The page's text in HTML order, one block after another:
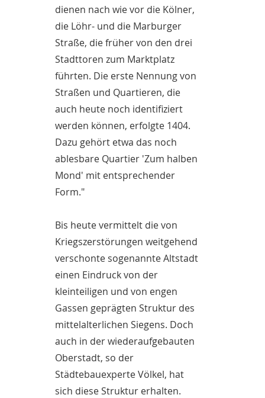
dienen nach wie vor die Kölner,
die Löhr- und die Marburger
Straße, die früher von den drei
Stadttoren zum Marktplatz
führten. Die erste Nennung von
Straßen und Quartieren, die
auch heute noch identifiziert
werden können, erfolgte 1404.
Dazu gehört etwa das noch
ablesbare Quartier 'Zum halben
Mond' mit entsprechender
Form."
Bis heute vermittelt die von
Kriegszerstörungen weitgehend
verschonte sogenannte Altstadt
einen Eindruck von der
kleinteiligen und von engen
Gassen geprägten Struktur des
mittelalterlichen Siegens. Doch
auch in der wiederaufgebauten
Oberstadt, so der
Städtebauexperte Völkel, hat
sich diese Struktur erhalten.